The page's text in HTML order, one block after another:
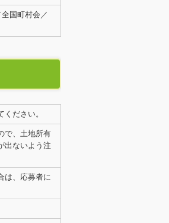
国町村会／
ださい。
で、土地所有
出ないよう注
は、応募者に